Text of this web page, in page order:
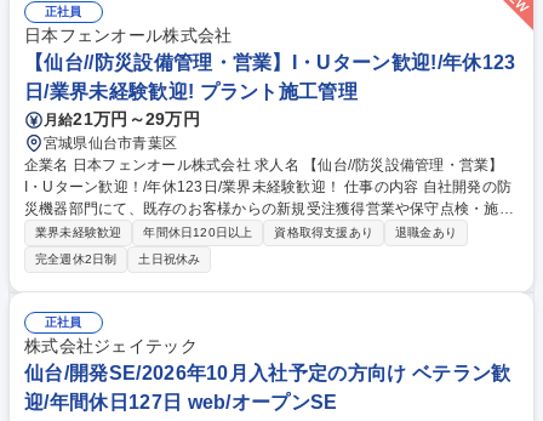
ペーンや販促施策の企画・実行サポート ■加盟店オーナーとの信頼関係構
築および経営支援 募集職種 北海道東北支店【企画提案営業】第二新卒歓
迎／創業100年企業・既存営業
正社員
日本フェンオール株式会社
【仙台//防災設備管理・営業】I・Uターン歓迎!/年休123
日/業界未経験歓迎! プラント施工管理
月給21万円～29万円
宮城県仙台市青葉区
企業名 日本フェンオール株式会社 求人名 【仙台//防災設備管理・営業】
I・Uターン歓迎！/年休123日/業界未経験歓迎！ 仕事の内容 自社開発の防
災機器部門にて、既存のお客様からの新規受注獲得営業や保守点検・施工
管理を一貫して担当していただきます。事務作業だけではなく現場に出向
くこともございます。現場と事務作業は８：２となります。 【業務の詳
細】 ■改修工事管理/設置施工管理/弊社製品のご提案等 ■取引のあるゼネコ
ン等に対し火災警報器や消火設備等、防災機器の販売 ※設備の種類が多岐
にわたる為、防災設備に関して豊富な経験と知見を得ることができます。
【過去の内定実績のある職業】 自衛隊・消防士・電気関係出身者など多様
な職種から内定実績あり 募集職種 【仙台//防災設備管理・営業】I・Uター
ン歓迎！/年休123日/業界未経験歓迎！
業界未経験歓迎 年間休日120日以上 資格取得支援あり
退職金あり
完全週休2日制
土日祝休み
正社員
株式会社ジェイテック
仙台/開発SE/2026年10月入社予定の方向け ベテラン歓
迎/年間休日127日 web/オープンSE